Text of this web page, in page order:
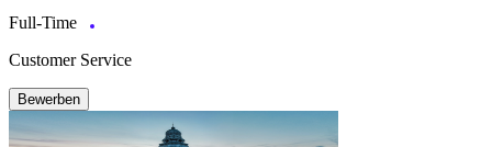
Full-Time
Customer Service
Bewerben